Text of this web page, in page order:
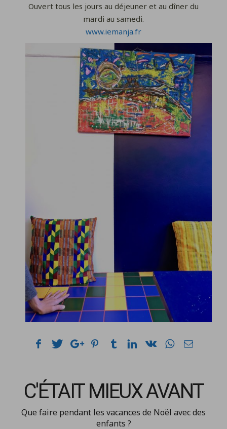
Ouvert tous les jours au déjeuner et au dîner du
mardi au samedi.
www.iemanja.fr
C'ÉTAIT MIEUX AVANT
Que faire pendant les vacances de Noël avec des
enfants ?